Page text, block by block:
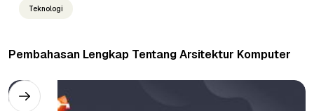
Teknologi
Pembahasan Lengkap Tentang Arsitektur Komputer